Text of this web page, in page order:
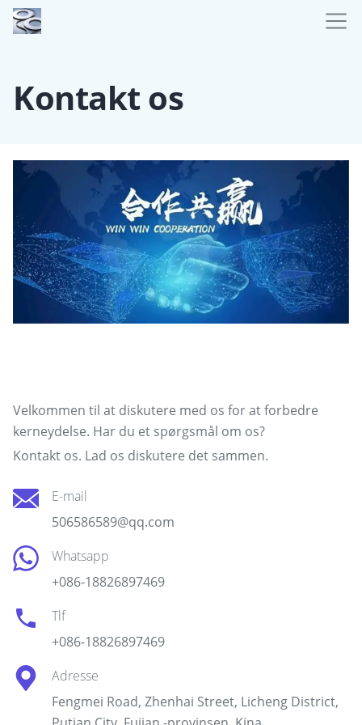
Kontakt os
Velkommen til at diskutere med os for at forbedre
kerneydelse. Har du et spørgsmål om os?
Kontakt os. Lad os diskutere det sammen.
E-mail
506586589@qq.com
Whatsapp
+086-18826897469
Tlf
+086-18826897469
Adresse
Fengmei Road, Zhenhai Street, Licheng District,